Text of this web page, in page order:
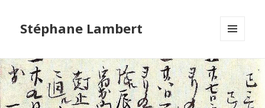
Stéphane Lambert
WIDGETS